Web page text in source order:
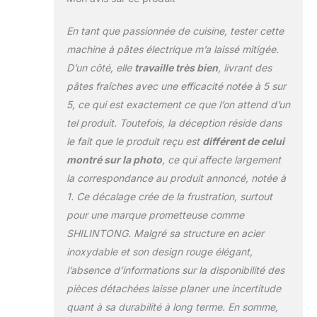
maison avec des
par vous. Évitez les
additifs inconnus et
créez des pâtes
sans gluten,
colorées et
gourmandes pour
votre famille et vos
amis.
Usage
Domestique et
Commercial :
Conçue pour une
utilisation intensive,
cette machine est
parfaite pour les
cuisines familiales,
les restaurants ou
les snacks. Voltage
: 220V ; Puissance :
En tant que passionnée de cuisine, tester cette
machine à pâtes électrique m’a laissé mitigée.
D’un côté, elle travaille très bien, livrant des
pâtes fraîches avec une efficacité notée à 5 sur
5, ce qui est exactement ce que l’on attend d’un
tel produit. Toutefois, la déception réside dans
le fait que le produit reçu est différent de celui
montré sur la photo, ce qui affecte largement
la correspondance au produit annoncé, notée à
1. Ce décalage crée de la frustration, surtout
pour une marque prometteuse comme
SHILINTONG. Malgré sa structure en acier
inoxydable et son design rouge élégant,
l’absence d’informations sur la disponibilité des
pièces détachées laisse planer une incertitude
quant à sa durabilité à long terme. En somme,